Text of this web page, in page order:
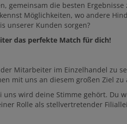
gemeinsam die besten
Möglichkeiten, wo andere
unserer Kunden sorgen?
das perfekte Match für dich!
Mitarbeiter im Einzelhandel zu
mit uns an diesem großen Ziel zu
uns wird deine Stimme gehört. Du
Rolle als stellvertretender